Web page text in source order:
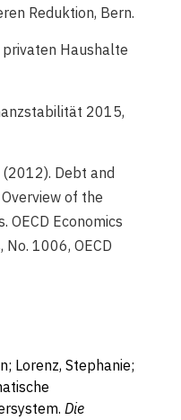
Reduktion, Bern.
Haushalte
2015,
Debt and
of the
OECD Economics
1006, OECD
Lorenz, Stephanie;
Die